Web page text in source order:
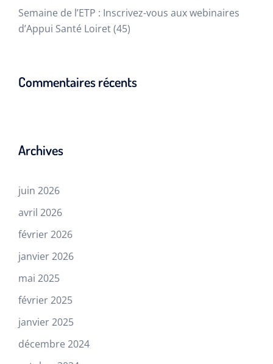
Semaine de l’ETP : Inscrivez-vous aux webinaires
d’Appui Santé Loiret (45)
Commentaires récents
Archives
juin 2026
avril 2026
février 2026
janvier 2026
mai 2025
février 2025
janvier 2025
décembre 2024